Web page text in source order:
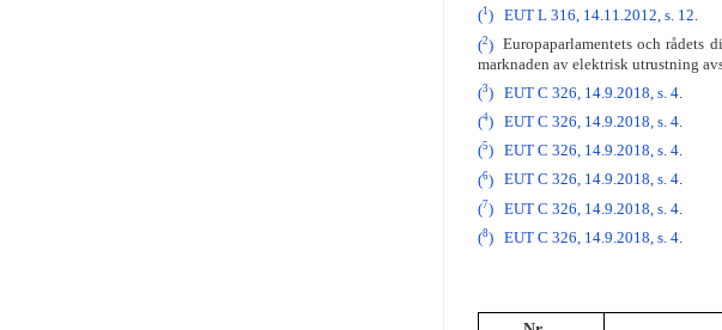
(1) EUT L 316, 14.11.2012, s. 12.
(2)Europaparlamentets och rådets
marknaden av elektrisk utrustning
(3) EUT C 326, 14.9.2018, s. 4.
(4) EUT C 326, 14.9.2018, s. 4.
(5) EUT C 326, 14.9.2018, s. 4.
(6) EUT C 326, 14.9.2018, s. 4.
(7) EUT C 326, 14.9.2018, s. 4.
(8) EUT C 326, 14.9.2018, s. 4.